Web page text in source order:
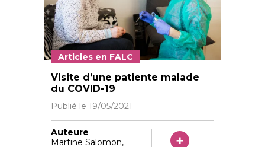
Articles en FALC
Visite d’une patiente malade
du COVID-19
Publié le 19/05/2021
Auteure
Martine Salomon,